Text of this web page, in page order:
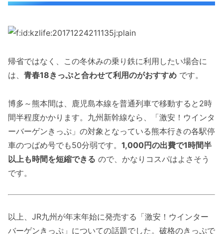
帰省ではなく、この冬休みの乗り鉄に利用したい場合に
は、 青春18きっぷと合わせて利用のがおすすめ です。
博多～熊本間は、鹿児島本線を普通列車で移動すると2時
間半程度かかります。九州新幹線なら、「激安！ウインタ
ーバーゲンきっぷ」の対象となっている熊本行きの各駅停
車のつばめ号でも50分弱です。 1,000円の出費で1時間半
以上も時間を短縮できる ので、かなりコスパはよさそう
です。
以上、JR九州が年末年始に発売する「激安！ウインター
バーゲンきっぷ」についての話題でした。破格のきっぷで